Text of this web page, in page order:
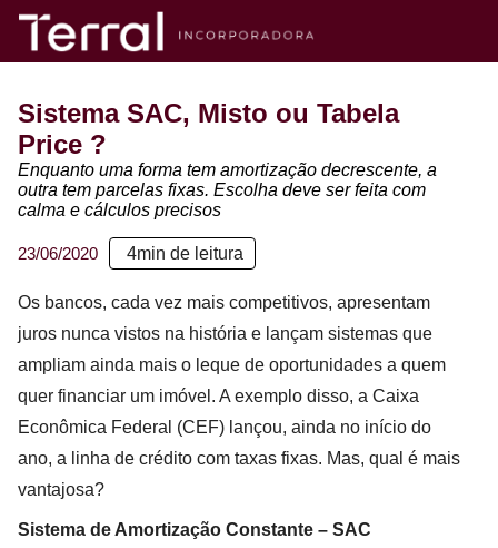
Sistema SAC, Misto ou Tabela
Price ?
Enquanto uma forma tem amortização decrescente, a
outra tem parcelas fixas. Escolha deve ser feita com
calma e cálculos precisos
23/06/2020 4min de leitura
Os bancos, cada vez mais competitivos, apresentam
juros nunca vistos na história e lançam sistemas que
ampliam ainda mais o leque de oportunidades a quem
quer financiar um imóvel. A exemplo disso, a Caixa
Econômica Federal (CEF) lançou, ainda no início do
ano, a linha de crédito com taxas fixas. Mas, qual é mais
vantajosa?
Sistema de Amortização Constante – SAC